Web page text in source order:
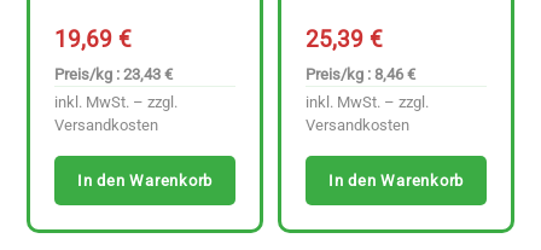
19,69€
Preis/kg : 23,43 €
inkl. MwSt. – zzgl.
Versandkosten
In den Warenkorb
25,39€
Preis/kg : 8,46 €
inkl. MwSt. – zzgl.
Versandkosten
In den Warenkorb